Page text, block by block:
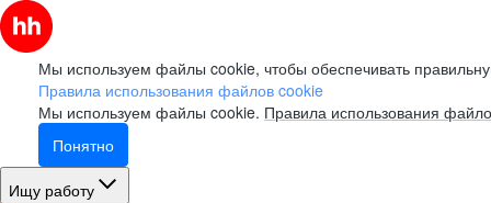
Мы используем файлы cookie, чтобы обеспечивать
Правила использования файлов cookie
Мы используем файлы cookie. Правила использования
Понятно
Ищу работу